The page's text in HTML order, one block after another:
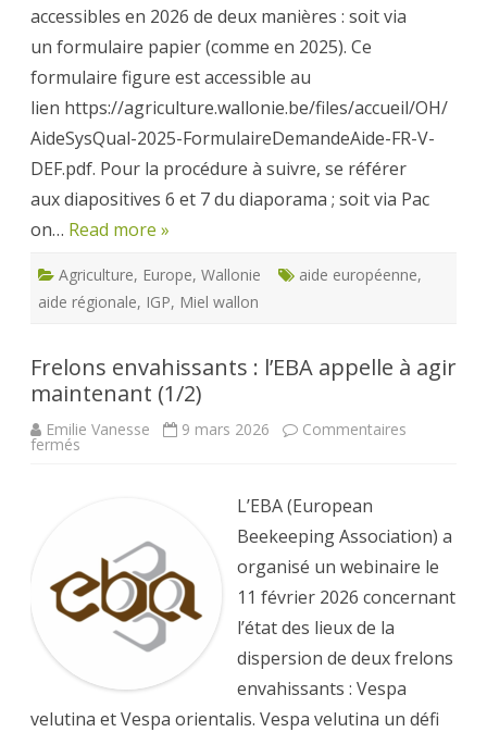
accessibles en 2026 de deux manières : soit via
un formulaire papier (comme en 2025). Ce
formulaire figure est accessible au
lien https://agriculture.wallonie.be/files/accueil/OH/
AideSysQual-2025-FormulaireDemandeAide-FR-V-
DEF.pdf. Pour la procédure à suivre, se référer
aux diapositives 6 et 7 du diaporama ; soit via Pac
on… Read more »
Agriculture, Europe, Wallonie aide européenne,
aide régionale, IGP, Miel wallon
Frelons envahissants : l’EBA appelle à agir
maintenant (1/2)
Emilie Vanesse 9 mars 2026 Commentaires
fermés
maintenant
(1/2)
L’EBA (European
Beekeeping Association) a
organisé un webinaire le
11 février 2026 concernant
l’état des lieux de la
dispersion de deux frelons
envahissants : Vespa
velutina et Vespa orientalis. Vespa velutina un défi